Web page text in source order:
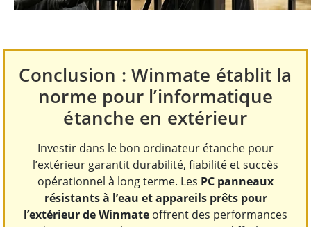
Conclusion : Winmate établit la
norme pour l’informatique
étanche en extérieur
Investir dans le bon ordinateur étanche pour
l’extérieur garantit durabilité, fiabilité et succès
opérationnel à long terme. Les PC panneaux
résistants à l’eau et appareils prêts pour
l’extérieur de Winmate offrent des performances